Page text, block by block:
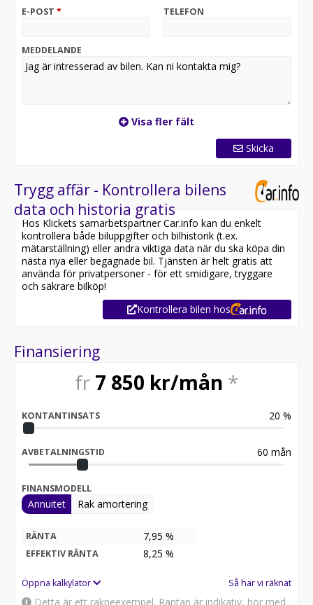
färdskrivare, LED-strålkastare, navigator, backkamera,
utförande – en mycket välutrustad och arbetsredo
transportbil.
komfort och bättre arbetsmiljö under långa
En robust och professionell kylbil med hög
söker en driftsäker transportlösning för
temperaturkänsliga varor.
Avdragbar moms. Leasbar för företag.
Vid intresse ring 010 33 000 11 eller mejla
sales@autore.se för att boka en tid för visning.
Varmt välkomna till AutoRemarketing Nordics AB,
Silvergatan 4 i Hörby – vi tar gärna din inbytesbil.
E-POST * TELEFON
MEDDELANDE
Visa fler fält
Skicka
Trygg affär - Kontrollera bilens
data och historia gratis
Hos Klickets samarbetspartner Car.info kan du enkelt
kontrollera både biluppgifter och bilhistorik (t.ex.
mätarställning) eller andra viktiga data när du ska köpa din
nästa nya eller begagnade bil. Tjänsten är helt gratis att
använda för privatpersoner - för ett smidigare, tryggare
och säkrare bilköp!
Kontrollera bilen hos
Finansiering
fr 7 850 kr/mån *
KONTANTINSATS 20 %
AVBETALNINGSTID 60 mån
FINANSMODELL
Annuitet Rak amortering
RÄNTA 7,95 %
EFFEKTIV RÄNTA 8,25 %
Öppna kalkylator Så har vi räknat
Detta är ett räkneexempel. Räntan är indikativ, hör med